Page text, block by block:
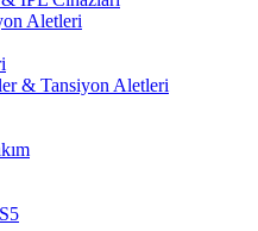
Aletleri
& Tansiyon Aletleri